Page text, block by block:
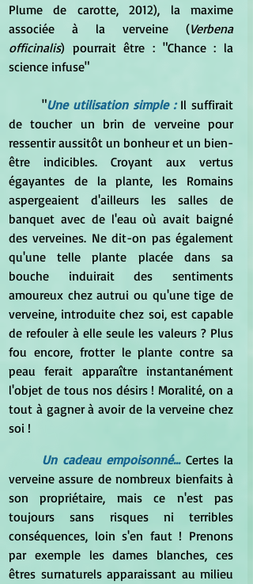
Plume de carotte, 2012), la maxime
associée à la verveine (Verbena
officinalis) pourrait être : "Chance : la
science infuse"
	"
Une utilisation simple : Il suffirait
de toucher un brin de verveine pour
ressentir aussitôt un bonheur et un bien-
être indicibles. Croyant aux vertus
égayantes de la plante, les Romains
aspergeaient d'ailleurs les salles de
banquet avec de l'eau où avait baigné
des verveines. Ne dit-on pas également
qu'une telle plante placée dans sa
bouche induirait des sentiments
amoureux chez autrui ou qu'une tige de
verveine, introduite chez soi, est capable
de refouler à elle seule les valeurs ? Plus
fou encore, frotter le plante contre sa
peau ferait apparaître instantanément
l'objet de tous nos désirs ! Moralité, on a
tout à gagner à avoir de la verveine chez
soi !
Un cadeau empoisonné... Certes la
verveine assure de nombreux bienfaits à
son propriétaire, mais ce n'est pas
toujours sans risques ni terribles
conséquences, loin s'en faut ! Prenons
par exemple les dames blanches, ces
êtres surnaturels apparaissant au milieu